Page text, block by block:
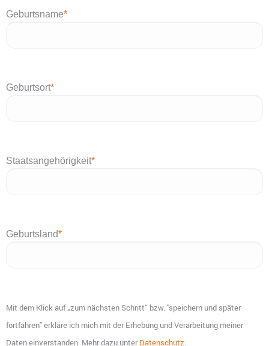
Geburtsname*
Geburtsort*
Staatsangehörigkeit*
Geburtsland*
Mit dem Klick auf „zum nächsten Schritt“ bzw. "speichern und später
fortfahren" erkläre ich mich mit der Erhebung und Verarbeitung meiner
Daten einverstanden. Mehr dazu unterDatenschutz